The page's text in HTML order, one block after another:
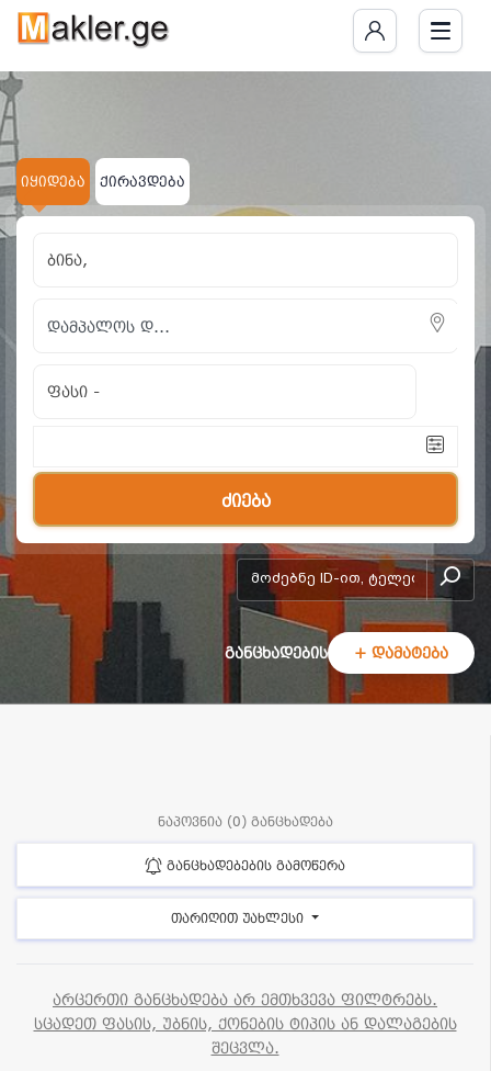
იყიდება ქირავდება
ბინა,
ფასი -
ძიება
add-form
განცხადების + დამატება
ნაპოვნია (0) განცხადება
განცხადებების გამოწერა
თარიღით უახლესი
არცერთი განცხადება არ ემთხვევა ფილტრებს.
სცადეთ ფასის, უბნის, ქონების ტიპის ან დალაგების
შეცვლა.